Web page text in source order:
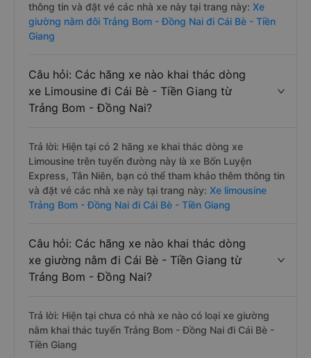
thông tin và đặt vé các nhà xe này tại trang này: Xe
giường nằm đôi Trảng Bom - Đồng Nai đi Cái Bè - Tiền
Giang
Câu hỏi: Các hãng xe nào khai thác dòng
xe Limousine đi Cái Bè - Tiền Giang từ
Trảng Bom - Đồng Nai?
Trả lời: Hiện tại có 2 hãng xe khai thác dòng xe
Limousine trên tuyến đường này là xe Bốn Luyện
Express, Tân Niên, bạn có thể tham khảo thêm thông tin
và đặt vé các nhà xe này tại trang này: Xe limousine
Trảng Bom - Đồng Nai đi Cái Bè - Tiền Giang
Câu hỏi: Các hãng xe nào khai thác dòng
xe giường nằm đi Cái Bè - Tiền Giang từ
Trảng Bom - Đồng Nai?
Trả lời: Hiện tại chưa có nhà xe nào có loại xe giường
nằm khai thác tuyến Trảng Bom - Đồng Nai đi Cái Bè -
Tiền Giang